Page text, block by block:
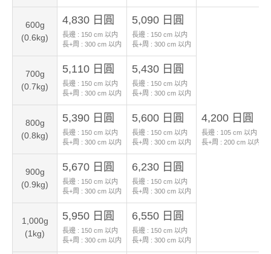
600g
(0.6kg)
4,830 日圓
長邊 : 150 cm 以内
長+周 : 300 cm 以内
5,090 日圓
長邊 : 150 cm 以内
長+周 : 300 cm 以内
4,200 日圓
長邊 : 105 cm 以内
長+周 : 200 cm 以内
700g
(0.7kg)
5,110 日圓
長邊 : 150 cm 以内
長+周 : 300 cm 以内
5,430 日圓
長邊 : 150 cm 以内
長+周 : 300 cm 以内
800g
(0.8kg)
5,390 日圓
長邊 : 150 cm 以内
長+周 : 300 cm 以内
5,600 日圓
長邊 : 150 cm 以内
長+周 : 300 cm 以内
900g
(0.9kg)
5,670 日圓
長邊 : 150 cm 以内
長+周 : 300 cm 以内
6,230 日圓
長邊 : 150 cm 以内
長+周 : 300 cm 以内
1,000g
(1kg)
5,950 日圓
長邊 : 150 cm 以内
長+周 : 300 cm 以内
6,550 日圓
長邊 : 150 cm 以内
長+周 : 300 cm 以内